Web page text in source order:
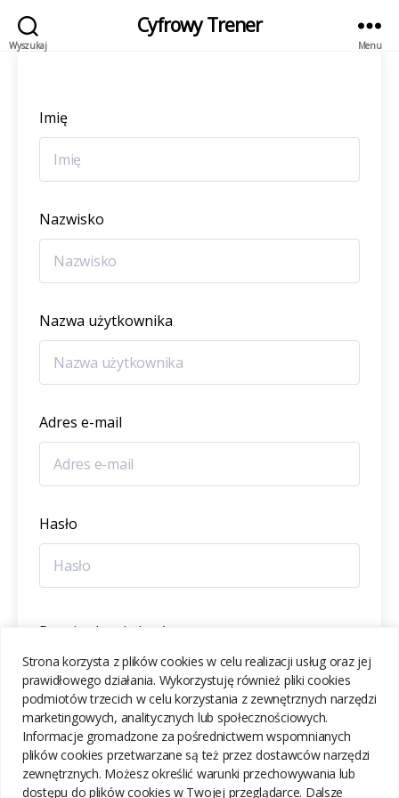
Strona korzysta z plików cookies w celu realizacji usług oraz jej
prawidłowego działania. Wykorzystuję również pliki cookies
podmiotów trzecich w celu korzystania z zewnętrznych narzędzi
marketingowych, analitycznych lub społecznościowych.
Informacje gromadzone za pośrednictwem wspomnianych
plików cookies przetwarzane są też przez dostawców narzędzi
zewnętrznych. Możesz określić warunki przechowywania lub
dostępu do plików cookies w Twojej przeglądarce. Dalsze
Wyszukaj
Cyfrowy Trener
Menu
Imię
Nazwisko
Nazwa użytkownika
Adres e-mail
Hasło
Potwierdzenie hasła
ZAREJESTRUJ SIĘ